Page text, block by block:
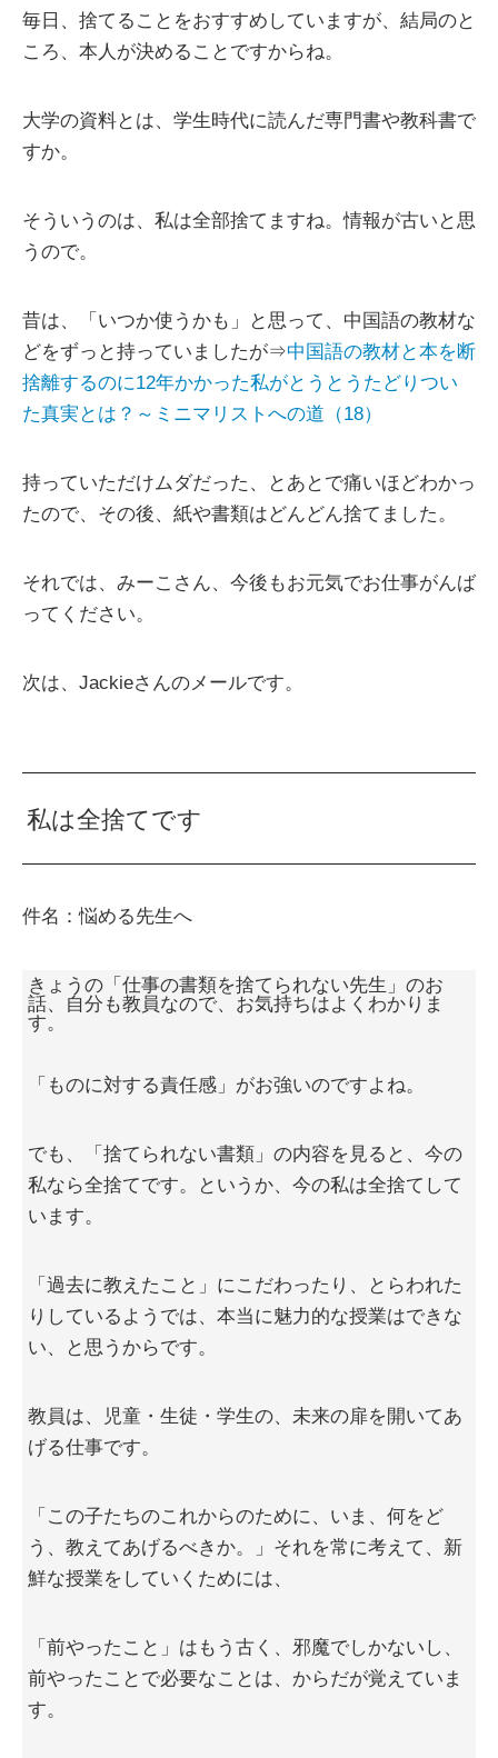
毎日、捨てることをおすすめしていますが、結局のと
ころ、本人が決めることですからね。
大学の資料とは、学生時代に読んだ専門書や教科書で
すか。
そういうのは、私は全部捨てますね。情報が古いと思
うので。
昔は、「いつか使うかも」と思って、中国語の教材な
どをずっと持っていましたが⇒中国語の教材と本を断
捨離するのに12年かかった私がとうとうたどりつい
た真実とは？～ミニマリストへの道（18）
持っていただけムダだった、とあとで痛いほどわかっ
たので、その後、紙や書類はどんどん捨てました。
それでは、みーこさん、今後もお元気でお仕事がんば
ってください。
次は、Jackieさんのメールです。
私は全捨てです
件名：悩める先生へ
きょうの「仕事の書類を捨てられない先生」のお
話、自分も教員なので、お気持ちはよくわかりま
す。
「ものに対する責任感」がお強いのですよね。
でも、「捨てられない書類」の内容を見ると、今の
私なら全捨てです。というか、今の私は全捨てして
います。
「過去に教えたこと」にこだわったり、とらわれた
りしているようでは、本当に魅力的な授業はできな
い、と思うからです。
教員は、児童・生徒・学生の、未来の扉を開いてあ
げる仕事です。
「この子たちのこれからのために、いま、何をど
う、教えてあげるべきか。」それを常に考えて、新
鮮な授業をしていくためには、
「前やったこと」はもう古く、邪魔でしかないし、
前やったことで必要なことは、からだが覚えていま
す。